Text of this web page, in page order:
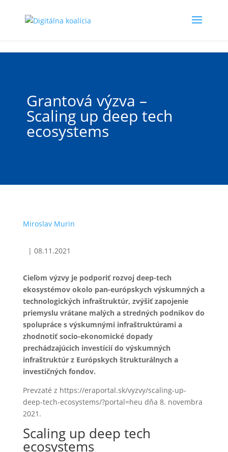
Grantová výzva –
Scaling up deep tech
ecosystems
Miroslav Murin
| 08.11.2021
Cieľom výzvy je podporiť rozvoj deep-tech
ekosystémov okolo pan-európskych výskumných a
technologických infraštruktúr, zvýšiť zapojenie
priemyslu vrátane malých a stredných podnikov do
spolupráce s výskumnými infraštruktúrami a
zhodnotiť socio-ekonomické dopady
prechádzajúcich investícií do výskumných
infraštruktúr z Európskych štrukturálnych a
investičných fondov.
Prevzaté z https://eraportal.sk/vyzvy/scaling-up-
deep-tech-ecosystems/?portal=heu dňa 8. novembra
2021.
Scaling up deep tech
ecosystems